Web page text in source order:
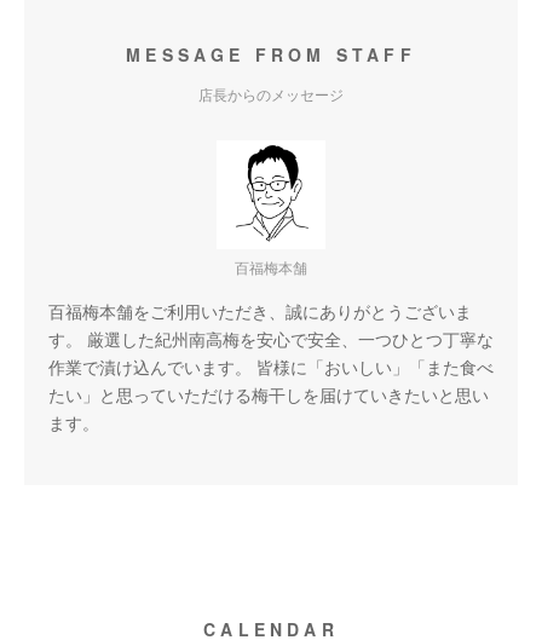
MESSAGE FROM STAFF
店長からのメッセージ
百福梅本舗
百福梅本舗をご利用いただき、誠にありがとうございま
す。 厳選した紀州南高梅を安心で安全、一つひとつ丁寧な
作業で漬け込んでいます。 皆様に「おいしい」「また食べ
たい」と思っていただける梅干しを届けていきたいと思い
ます。
CALENDAR